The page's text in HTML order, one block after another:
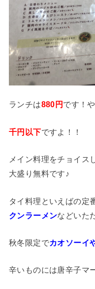
ランチは880円 です！
千円以下ですよ！！
メイン料理をチョイス
大盛り無料です♪
タイ料理といえばの定
クンラーメンなどいた
秋冬限定でカオソーイ
辛いものには唐辛子マ